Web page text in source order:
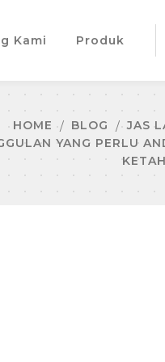
Kami Produk
HOME BLOG
JAS
YANG PERLU